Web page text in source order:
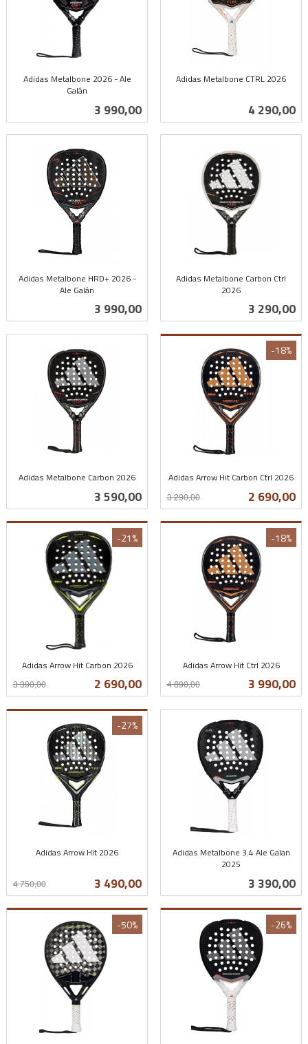
Adidas Metalbone 2026 - Ale
Galán
Pris
3 990,00
Adidas Metalbone CTRL 2026
Pris
4 290,00
Adidas Metalbone HRD+ 2026 -
Ale Galán
Pris
3 990,00
Adidas Metalbone Carbon Ctrl
2026
Pris
3 290,00
Adidas Metalbone Carbon 2026
Pris
3 590,00
Adidas Arrow Hit Carbon Ctrl 2026
Tilbud
2 690,00
3 290,00
-18%
mva.
Adidas Arrow Hit Carbon 2026
Tilbud
2 690,00
3 390,00
-21%
mva.
Adidas Arrow Hit Ctrl 2026
Tilbud
3 990,00
4 890,00
-18%
mva.
Adidas Arrow Hit 2026
Tilbud
3 490,00
4 750,00
-27%
Adidas Metalbone 3.4 Ale Galan
2025
Pris
3 390,00
-50% -26%